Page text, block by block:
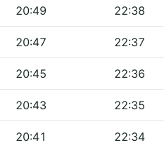
20:49 22:38
20:47 22:37
20:45 22:36
20:43 22:35
20:41 22:34